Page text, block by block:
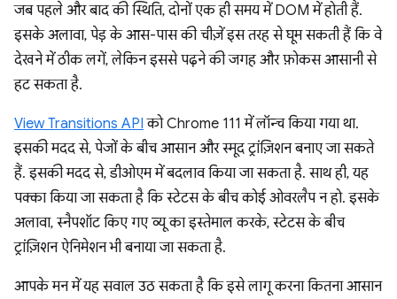
जब पहले और बाद की स्थिति, दोनों एक ही समय में DOM में होती हैं.
इसके अलावा, पेड़ के आस-पास की चीज़ें इस तरह से घूम सकती हैं कि वे
देखने में ठीक लगें, लेकिन इससे पढ़ने की जगह और फ़ोकस आसानी से
हट सकता है.
View Transitions API को Chrome 111 में लॉन्च किया गया था.
इसकी मदद से, पेजों के बीच आसान और स्मूद ट्रांज़िशन बनाए जा सकते
हैं. इसकी मदद से, डीओएम में बदलाव किया जा सकता है. साथ ही, यह
पक्का किया जा सकता है कि स्टेटस के बीच कोई ओवरलैप न हो. इसके
अलावा, स्नैपशॉट किए गए व्यू का इस्तेमाल करके, स्टेटस के बीच
ट्रांज़िशन ऐनिमेशन भी बनाया जा सकता है.
आपके मन में यह सवाल उठ सकता है कि इसे लागू करना कितना आसान